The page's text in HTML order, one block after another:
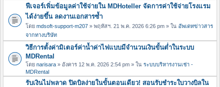
ฟีเจอร์เพิ่มข้อมูลค่าใช้จ่ายใน MDHoteller จัดการค่าใช้จ่ายโรงแรม
ได้ง่ายขึ้น ลดงานเอกสารซ้ำ
โดย mdsoft-support-m207 » พฤหัสฯ. 21 พ.ค. 2026 6:26 pm » ใน อัพเดทข่าวสาร
จากทางบริษัท
วิธีการตั้งค่ามิเตอร์ค่าน้ำค่าไฟแบบมีจำนวนเงินขั้นต่ำในระบบ
MDRental
โดย narisara » อังคาร 12 พ.ค. 2026 2:54 pm » ใน ระบบบริหารงานเช่า -
MDRental
รับเงินไม่พลาด ปิดบิลง่ายในขั้นตอนเดียว! สอนรับชำระใบวางบิลใน